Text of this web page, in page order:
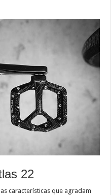
22
características que agradam